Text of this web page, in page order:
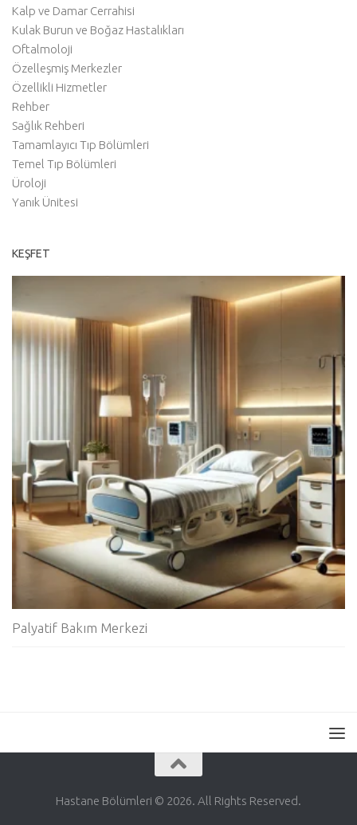
Kalp ve Damar Cerrahisi
Kulak Burun ve Boğaz Hastalıkları
Oftalmoloji
Özelleşmiş Merkezler
Özellikli Hizmetler
Rehber
Sağlık Rehberi
Tamamlayıcı Tıp Bölümleri
Temel Tıp Bölümleri
Üroloji
Yanık Ünitesi
KEŞFET
Palyatif Bakım Merkezi
Hastane Bölümleri © 2026. All Rights Reserved.